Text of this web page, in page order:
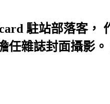
駐站部落客，
任雜誌封面攝影